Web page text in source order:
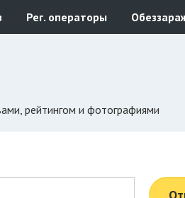
Рег. операторы
рейтингом и фотографиями